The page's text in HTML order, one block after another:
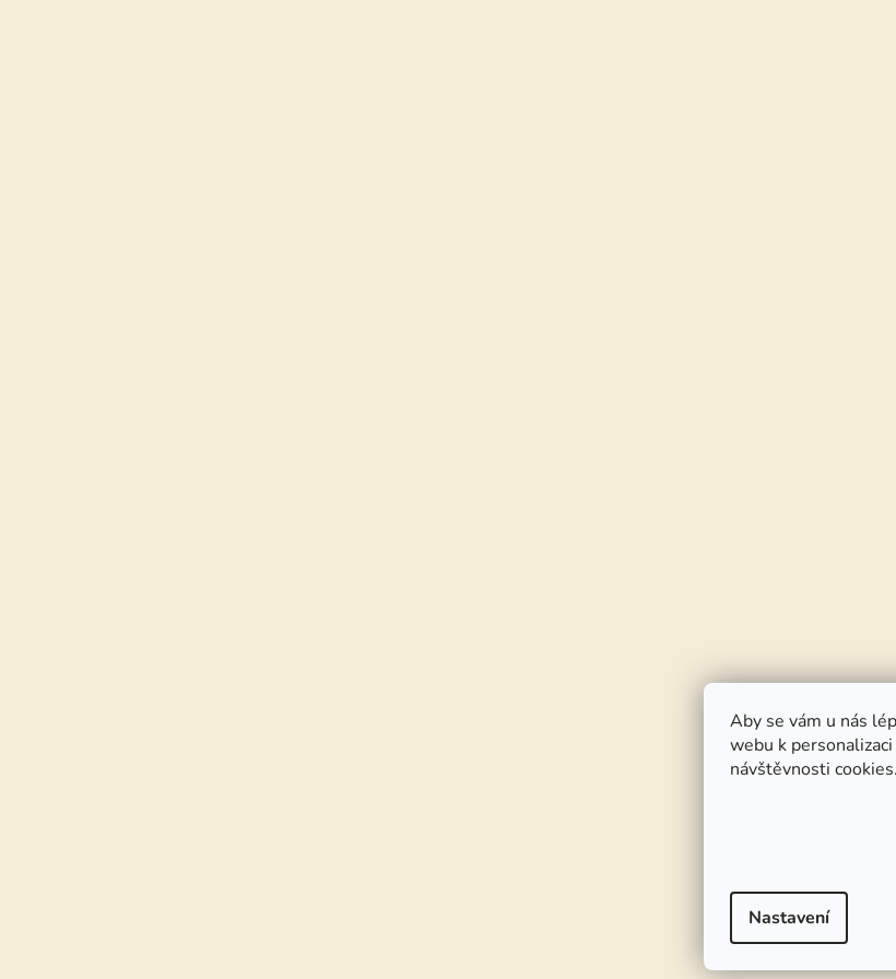
Aby se vám u nás
webu k personalizaci
návštěvnosti cookies.
Nastavení